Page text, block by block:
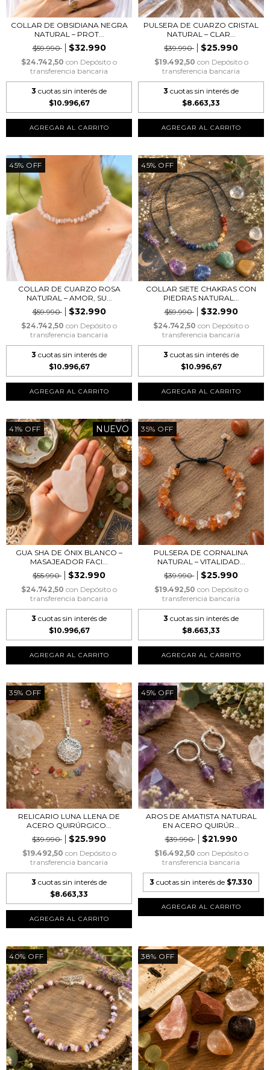
COLLAR DE OBSIDIANA NEGRA
NATURAL – PROT...
$59.990
$32.990
$24.742,50 con Depósito o
transferencia bancaria
3 cuotas sin interés de
$10.996,67
PULSERA DE CUARZO CRISTAL
NATURAL – CLAR...
$39.990
$25.990
$19.492,50 con Depósito o
transferencia bancaria
3 cuotas sin interés de
$8.663,33
45% OFF
COLLAR DE CUARZO ROSA
NATURAL – AMOR, SU...
$59.990
$32.990
$24.742,50 con Depósito o
transferencia bancaria
3 cuotas sin interés de
$10.996,67
45% OFF
COLLAR SIETE CHAKRAS CON
PIEDRAS NATURAL...
$59.990
$32.990
$24.742,50 con Depósito o
transferencia bancaria
3 cuotas sin interés de
$10.996,67
41% OFF NUEVO
GUA SHA DE ÓNIX BLANCO –
MASAJEADOR FACI...
$55.990
$32.990
$24.742,50 con Depósito o
transferencia bancaria
3 cuotas sin interés de
$10.996,67
35% OFF
PULSERA DE CORNALINA
NATURAL – VITALIDAD...
$39.990
$25.990
$19.492,50 con Depósito o
transferencia bancaria
3 cuotas sin interés de
$8.663,33
35% OFF
RELICARIO LUNA LLENA DE
ACERO QUIRÚRGICO...
$39.990
$25.990
$19.492,50 con Depósito o
transferencia bancaria
3 cuotas sin interés de
$8.663,33
45% OFF
AROS DE AMATISTA NATURAL
EN ACERO QUIRÚR...
$39.990
$21.990
$16.492,50 con Depósito o
transferencia bancaria
3 cuotas sin interés de $7.330
40% OFF 38% OFF